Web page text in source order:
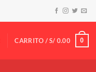
CARRITO /S/ 0.00 0